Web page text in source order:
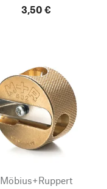
3,50 €
Möbius+Ruppert